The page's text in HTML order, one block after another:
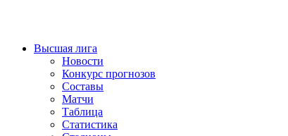
Высшая лига
Новости
Конкурс прогнозов
Составы
Матчи
Таблица
Статистика